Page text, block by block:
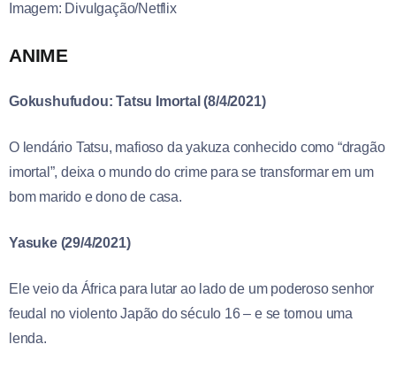
Imagem: Divulgação/Netflix
ANIME
Gokushufudou: Tatsu Imortal (8/4/2021)
O lendário Tatsu, mafioso da yakuza conhecido como “dragão
imortal”, deixa o mundo do crime para se transformar em um
bom marido e dono de casa.
Yasuke (29/4/2021)
Ele veio da África para lutar ao lado de um poderoso senhor
feudal no violento Japão do século 16 – e se tornou uma
lenda.